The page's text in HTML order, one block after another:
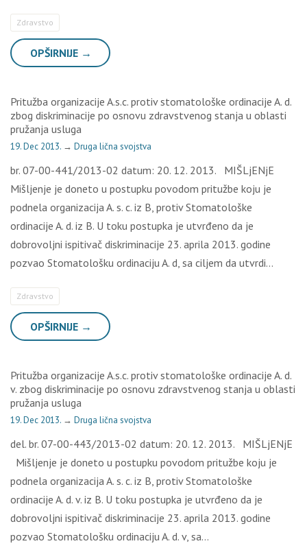
Zdravstvo
OPŠIRNIJE →
Pritužba organizacije A.s.c. protiv stomatološke ordinacije A. d.
zbog diskriminacije po osnovu zdravstvenog stanja u oblasti
pružanja usluga
19. Dec 2013. → Druga lična svojstva
br. 07-00-441/2013-02 datum: 20. 12. 2013. MIŠLjENjE
Mišljenje je doneto u postupku povodom pritužbe koju je
podnela organizacija A. s. c. iz B, protiv Stomatološke
ordinacije A. d. iz B. U toku postupka je utvrđeno da je
dobrovoljni ispitivač diskriminacije 23. aprila 2013. godine
pozvao Stomatološku ordinaciju A. d, sa ciljem da utvrdi…
Zdravstvo
OPŠIRNIJE →
Pritužba organizacije A.s.c. protiv stomatološke ordinacije A. d.
v. zbog diskriminacije po osnovu zdravstvenog stanja u oblasti
pružanja usluga
19. Dec 2013. → Druga lična svojstva
del. br. 07-00-443/2013-02 datum: 20. 12. 2013. MIŠLjENjE
Mišljenje je doneto u postupku povodom pritužbe koju je
podnela organizacija A. s. c. iz B, protiv Stomatološke
ordinacije A. d. v. iz B. U toku postupka je utvrđeno da je
dobrovoljni ispitivač diskriminacije 23. aprila 2013. godine
pozvao Stomatološku ordinaciju A. d. v, sa…